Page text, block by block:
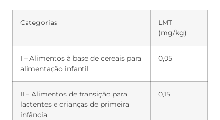
Categorias
LMT
(mg/kg)
I – Alimentos à base de cereais para
alimentação infantil
0,05
II – Alimentos de transição para
lactentes e crianças de primeira
infância
0,15